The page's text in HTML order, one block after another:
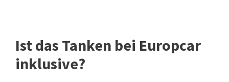
Ist das Tanken bei Europcar
inklusive?